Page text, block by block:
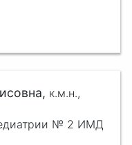
к.м.н.,
№ 2 ИМД